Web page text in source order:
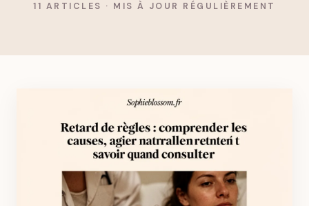
11 ARTICLES · MIS À JOUR RÉGULIÈREMENT